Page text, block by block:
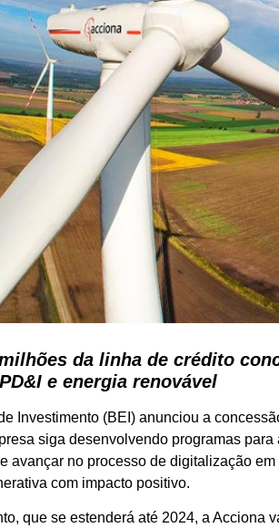
da linha de crédito
e energia renovável
Investimento (BEI) anunciou a
siga desenvolvendo programas
avançar no processo de digitalização
com impacto positivo.
que se estenderá até 2024, a Acciona